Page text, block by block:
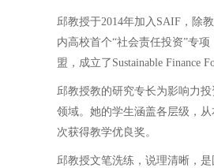
邱教授于2014年加入SAIF，除
内高校首个“社会责任投资”专项
盟，成立了Sustainable Finance
邱教授教的研究专长为影响力
领域。她的学生涵盖各层级，
次获得教学优良奖。
邱教授文笔洗练，说理清晰，